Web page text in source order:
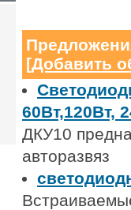
[Добавить
60Вт,120Вт,
ДКУ10
авторазвяз